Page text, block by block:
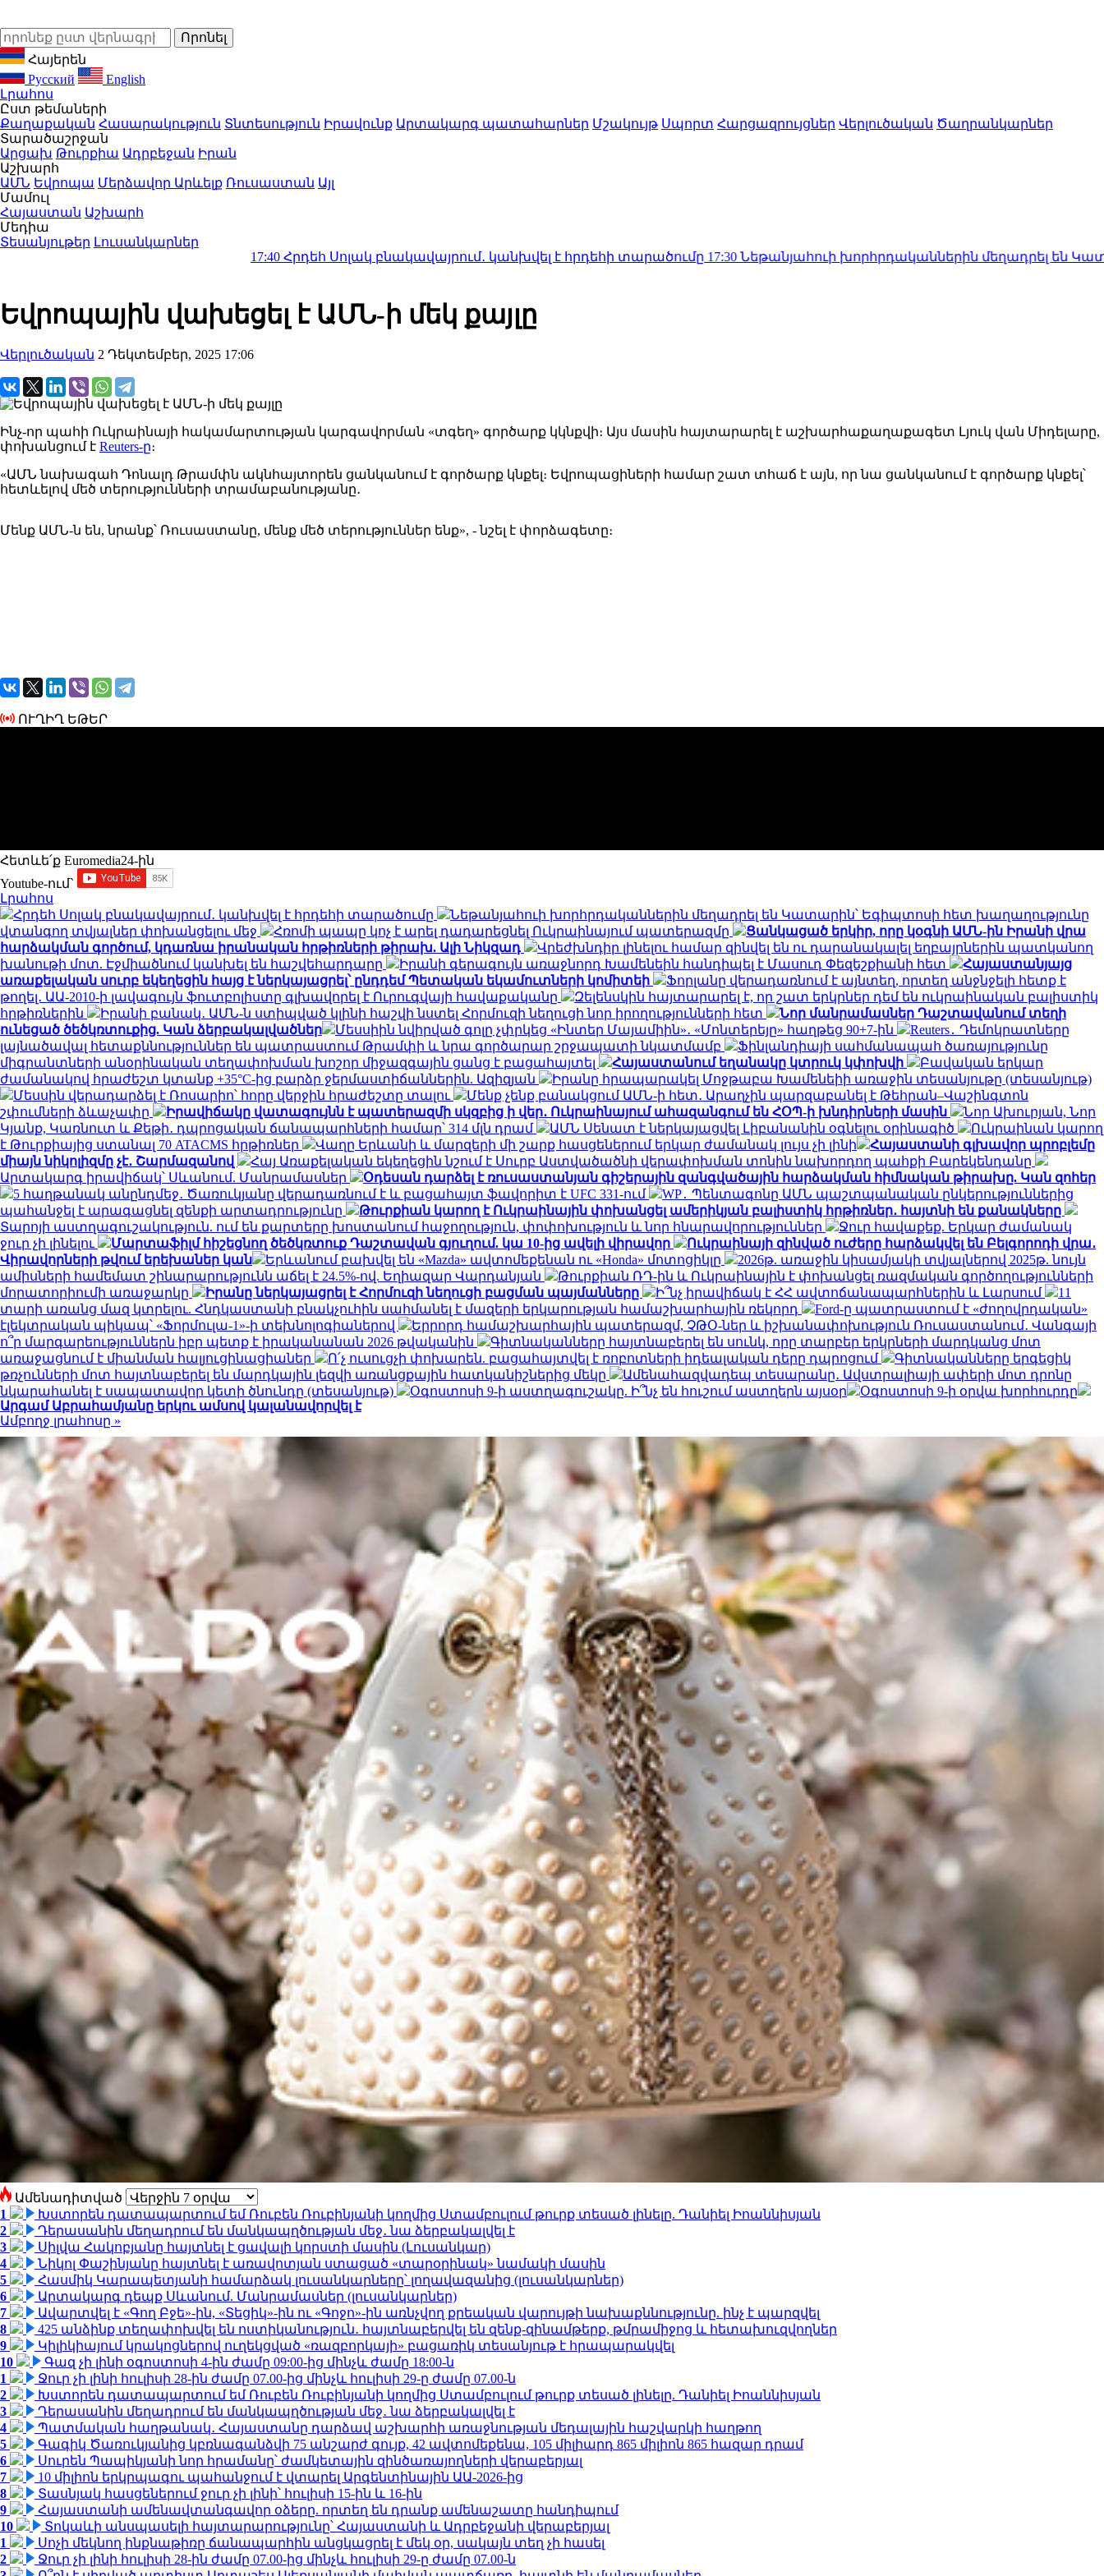
Հայերեն
Русский
English
Լրահոս
Ըստ թեմաների
Քաղաքական Հասարակություն Տնտեսություն Իրավունք Արտակարգ պատահարներ Մշակույթ Սպորտ Հարցազրույցներ Վերլուծական Ծաղրանկարներ
Տարածաշրջան
Արցախ Թուրքիա Ադրբեջան Իրան
Աշխարհ
ԱՄՆ Եվրոպա Մերձավոր Արևելք Ռուսաստան Այլ
Մամուլ
Հայաստան Աշխարհ
Մեդիա
Տեսանյութեր Լուսանկարներ
Հրդեհ Սոլակ բնակավայրում․ կանխվել է հրդեհի տարածումը17:30Նեթանյահուի խորհրդականներին մեղադրել են Կատարին՝
Եվրոպային վախեցել է ԱՄՆ-ի մեկ քայլը
Վերլուծական 2 Դեկտեմբեր, 2025 17:06
Ինչ-որ պահի Ուկրաինայի հակամարտության կարգավորման «տգեղ» գործարք կկնքվի։ Այս մասին հայտարարել է աշխարհաքաղաքագետ Լյուկ վան Միդելարը,
փոխանցում է Reuters-ը։
«ԱՄՆ նախագահ Դոնալդ Թրամփն ակնհայտորեն ցանկանում է գործարք կնքել։ Եվրոպացիների համար շատ տհաճ է այն, որ նա ցանկանում է գործարք կնքել՝
հետևելով մեծ տերությունների տրամաբանությանը․
Մենք ԱՄՆ-ն են, նրանք՝ Ռուսաստանը, մենք մեծ տերություններ ենք», - նշել է փորձագետը։
ՈՒՂԻՂ ԵԹԵՐ
Հետևե՛ք Euromedia24-ին
Youtube-ում`
Լրահոս
Հրդեհ Սոլակ բնակավայրում․ կանխվել է հրդեհի տարածումը
Նեթանյահուի խորհրդականներին մեղադրել են Կատարին՝ Եգիպտոսի հետ խաղաղությունը
վտանգող տվյալներ փոխանցելու մեջ
Հռոմի պապը կոչ է արել դադարեցնել Ուկրաինայում պատերազմը
Ցանկացած երկիր, որը կօգնի ԱՄՆ-ին Իրանի վրա
հարձակման գործում, կդառնա իրանական հրթիռների թիրախ. Ալի Նիկզադ
Վրեժխնդիր լինելու համար զինվել են ու դարանակալել եղբայրներին պատկանող
խանութի մոտ. Էջմիածնում կանխել են հաշվեհարդարը
Իրանի գերագույն առաջնորդ Խամենեին հանդիպել է Մասուդ Փեզեշքիանի հետ
Հայաստանյայց
առաքելական սուրբ եկեղեցին հայց է ներկայացրել՝ ընդդեմ Պետական եկամուտների կոմիտեի
Ֆորլանը վերադառնում է այնտեղ, որտեղ անջնջելի հետք է
թողել․ ԱԱ-2010-ի լավագույն ֆուտբոլիստը գլխավորել է Ուրուգվայի հավաքականը
Զելենսկին հայտարարել է, որ շատ երկրներ դեմ են ուկրաինական բալիստիկ
հրթիռներին
Իրանի բանակ․ ԱՄՆ-ն ստիպված կլինի հաշվի նստել Հորմուզի նեղուցի նոր իրողությունների հետ
Նոր մանրամասներ Դաշտավանում տեղի
ունեցած ծեծկռտուքից. Կան ձերբակալվածներ
Մեսսիին նվիրված գոլը չփրկեց «Ինտեր Մայամիին»․ «Մոնտերեյը» հաղթեց 90+7-ին
Reuters․ Դեմոկրատները
լայնածավալ հետաքննություններ են պատրաստում Թրամփի և նրա գործարար շրջապատի նկատմամբ
Ֆինլանդիայի սահմանապահ ծառայությունը
միգրանտների անօրինական տեղափոխման խոշոր միջազգային ցանց է բացահայտել
Հայաստանում եղանակը կտրուկ կփոխվի
Բավական երկար
ժամանակով հրաժեշտ կտանք +35°C-ից բարձր ջերմաստիճաններին. Ազիզյան
Իրանը հրապարակել Մոջթաբա Խամենեիի առաջին տեսանյութը (տեսանյութ)
Մեսսին վերադարձել է Ռոսարիո՝ հորը վերջին հրաժեշտը տալու
Մենք չենք բանակցում ԱՄՆ-ի հետ․ Արաղչին պարզաբանել է Թեհրան–Վաշինգտոն
շփումների ձևաչափը
Իրավիճակը վատագույնն է պատերազմի սկզբից ի վեր․ Ուկրաինայում ահազանգում են ՀՕՊ-ի խնդիրների մասին
Նոր Ախուրյան, Նոր
Կյանք, Կառնուտ և Քեթի․ դպրոցական ճանապարհների համար՝ 314 մլն դրամ
ԱՄՆ Սենատ է ներկայացվել Լիբանանին օգնելու օրինագիծ
Ուկրաինան կարող
է Թուրքիայից ստանալ 70 ATACMS հրթիռներ
Վաղը Երևանի և մարզերի մի շարք հասցեներում երկար ժամանակ լույս չի լինի
Հայաստանի գլխավոր պրոբլեմը
միայն նիկոլիզմը չէ․ Շարմազանով
Հայ Առաքելական եկեղեցին նշում է Սուրբ Աստվածածնի վերափոխման տոնին նախորդող պահքի Բարեկենդանը
Արտակարգ իրավիճակ՝ Սևանում. Մանրամասներ
Օդեսան դարձել է ռուսաստանյան գիշերային զանգվածային հարձակման հիմնական թիրախը. Կան զոհեր
5 հաղթանակ անընդմեջ․ Ծառուկյանը վերադառնում է և բացահայտ ֆավորիտ է UFC 331-ում
WP․ Պենտագոնը ԱՄՆ պաշտպանական ընկերություններից
պահանջել է արագացնել զենքի արտադրությունը
Թուրքիան կարող է Ուկրաինային փոխանցել ամերիկյան բալիստիկ հրթիռներ․ հայտնի են քանակները
Տարոյի աստղագուշակություն. ում են քարտերը խոստանում հաջողություն, փոփոխություն և նոր հնարավորություններ
Ջուր հավաքեք. Երկար ժամանակ
ջուր չի լինելու
Մարտաֆիլմ հիշեցնող ծեծկռտուք Դաշտավան գյուղում. կա 10-ից ավելի վիրավոր
Ուկրաինայի զինված ուժերը հարձակվել են Բելգորոդի վրա․
Վիրավորների թվում երեխաներ կան
Երևանում բախվել են «Mazda» ավտոմեքենան ու «Honda» մոտոցիկլը
2026թ. առաջին կիսամյակի տվյալներով 2025թ. նույն
ամիսների համեմատ շինարարությունն աճել է 24.5%-ով. Եղիազար Վարդանյան
Թուրքիան ՌԴ-ին և Ուկրաինային է փոխանցել ռազմական գործողությունների
մորատորիումի առաջարկը
Իրանը ներկայացրել է Հորմուզի նեղուցի բացման պայմանները Ի՞նչ իրավիճակ է ՀՀ ավտոճանապարհներին և Լարսում
11
տարի առանց մազ կտրելու. Հնդկաստանի բնակչուհին սահմանել է մազերի երկարության համաշխարհային ռեկորդ
Ford-ը պատրաստում է «ժողովրդական»
էլեկտրական պիկապ՝ «Ֆորմուլա-1»-ի տեխնոլոգիաներով
Երրորդ համաշխարհային պատերազմ, ՉԹՕ-ներ և իշխանափոխություն Ռուսաստանում․ Վանգայի
ո՞ր մարգարեություններն իբր պետք է իրականանան 2026 թվականին
Գիտնականները հայտնաբերել են սունկ, որը տարբեր երկրների մարդկանց մոտ
առաջացնում է միանման հալյուցինացիաներ
Ո՛չ ուսուցչի փոխարեն. բացահայտվել է ռոբոտների իդեալական դերը դպրոցում
Գիտնականները երգեցիկ
թռչունների մոտ հայտնաբերել են մարդկային լեզվի առանցքային հատկանիշներից մեկը
Ամենահազվադեպ տեսարանը․ Ավստրալիայի ափերի մոտ դրոնը
նկարահանել է սապատավոր կետի ծնունդը (տեսանյութ)
Օգոստոսի 9-ի աստղագուշակը. Ի՞նչ են հուշում աստղերն այսօր
Օգոստոսի 9-ի օրվա խորհուրդը
Արգամ Աբրահամյանը երկու ամսով կալանավորվել է
Ամբողջ լրահոսը »
Ամենադիտված
1
Խստորեն դատապարտում եմ Ռուբեն Ռուբինյանի կողմից Ստամբուլում թուրք տեսած լինելը. Դանիել Իոաննիսյան
2
Դերասանին մեղադրում են մանկապղծության մեջ․ նա ձերբակալվել է
3
Սիլվա Հակոբյանը հայտնել է ցավալի կորստի մասին (Լուսանկար)
4
Նիկոլ Փաշինյանը հայտնել է առավոտյան ստացած «տարօրինակ» նամակի մասին
5
Հասմիկ Կարապետյանի համարձակ լուսանկարները՝ լողավազանից (լուսանկարներ)
6
Արտակարգ դեպք Սևանում. Մանրամասներ (լուսանկարներ)
7
Ավարտվել է «Գող Բջե»-ին, «Տեցիկ»-ին ու «Գոջո»-ին առնչվող քրեական վարույթի նախաքննությունը. ինչ է պարզվել
8
425 անձինք տեղափոխվել են ոստիկանություն․ հայտնաբերվել են զենք-զինամթերք, թմրամիջոց և հետախուզվողներ
9
Կիլիկիայում կրակոցներով ուղեկցված «ռազբորկայի» բացառիկ տեսանյութ է հրապարակվել
10
Գազ չի լինի օգոստոսի 4-ին ժամը 09:00-ից մինչև ժամը 18:00-ն
1
Ջուր չի լինի հուլիսի 28-ին ժամը 07.00-ից մինչև հուլիսի 29-ը ժամը 07.00-ն
2
Խստորեն դատապարտում եմ Ռուբեն Ռուբինյանի կողմից Ստամբուլում թուրք տեսած լինելը. Դանիել Իոաննիսյան
3
Դերասանին մեղադրում են մանկապղծության մեջ․ նա ձերբակալվել է
4
Պատմական հաղթանակ․ Հայաստանը դարձավ աշխարհի առաջնության մեդալային հաշվարկի հաղթող
5
Գագիկ Ծառուկյանից կբռնագանձվի 75 անշարժ գույք, 42 ավտոմեքենա, 105 միլիարդ 865 միլիոն 865 հազար դրամ
6
Սուրեն Պապիկյանի նոր հրամանը՝ ժամկետային զինծառայողների վերաբերյալ
7
10 միլիոն երկրպագու պահանջում է վտարել Արգենտինային ԱԱ-2026-ից
8
Տասնյակ հասցեներում ջուր չի լինի՝ հուլիսի 15-ին և 16-ին
9
Հայաստանի ամենավտանգավոր օձերը. որտեղ են դրանք ամենաշատը հանդիպում
10
Տոկաևի անսպասելի հայտարարությունը՝ Հայաստանի և Ադրբեջանի վերաբերյալ
1
Սոչի մեկնող ինքնաթիռը ճանապարհին անցկացրել է մեկ օր, սակայն տեղ չի հասել
2
Ջուր չի լինի հուլիսի 28-ին ժամը 07.00-ից մինչև հուլիսի 29-ը ժամը 07.00-ն